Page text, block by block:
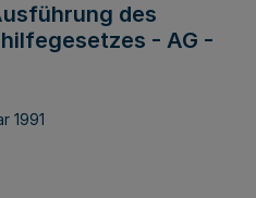
des
- AG -
1991